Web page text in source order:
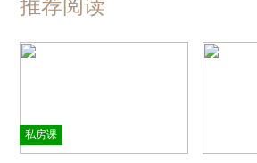
推荐阅读
私房课